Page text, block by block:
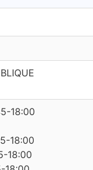
18:00
18:00
18:00